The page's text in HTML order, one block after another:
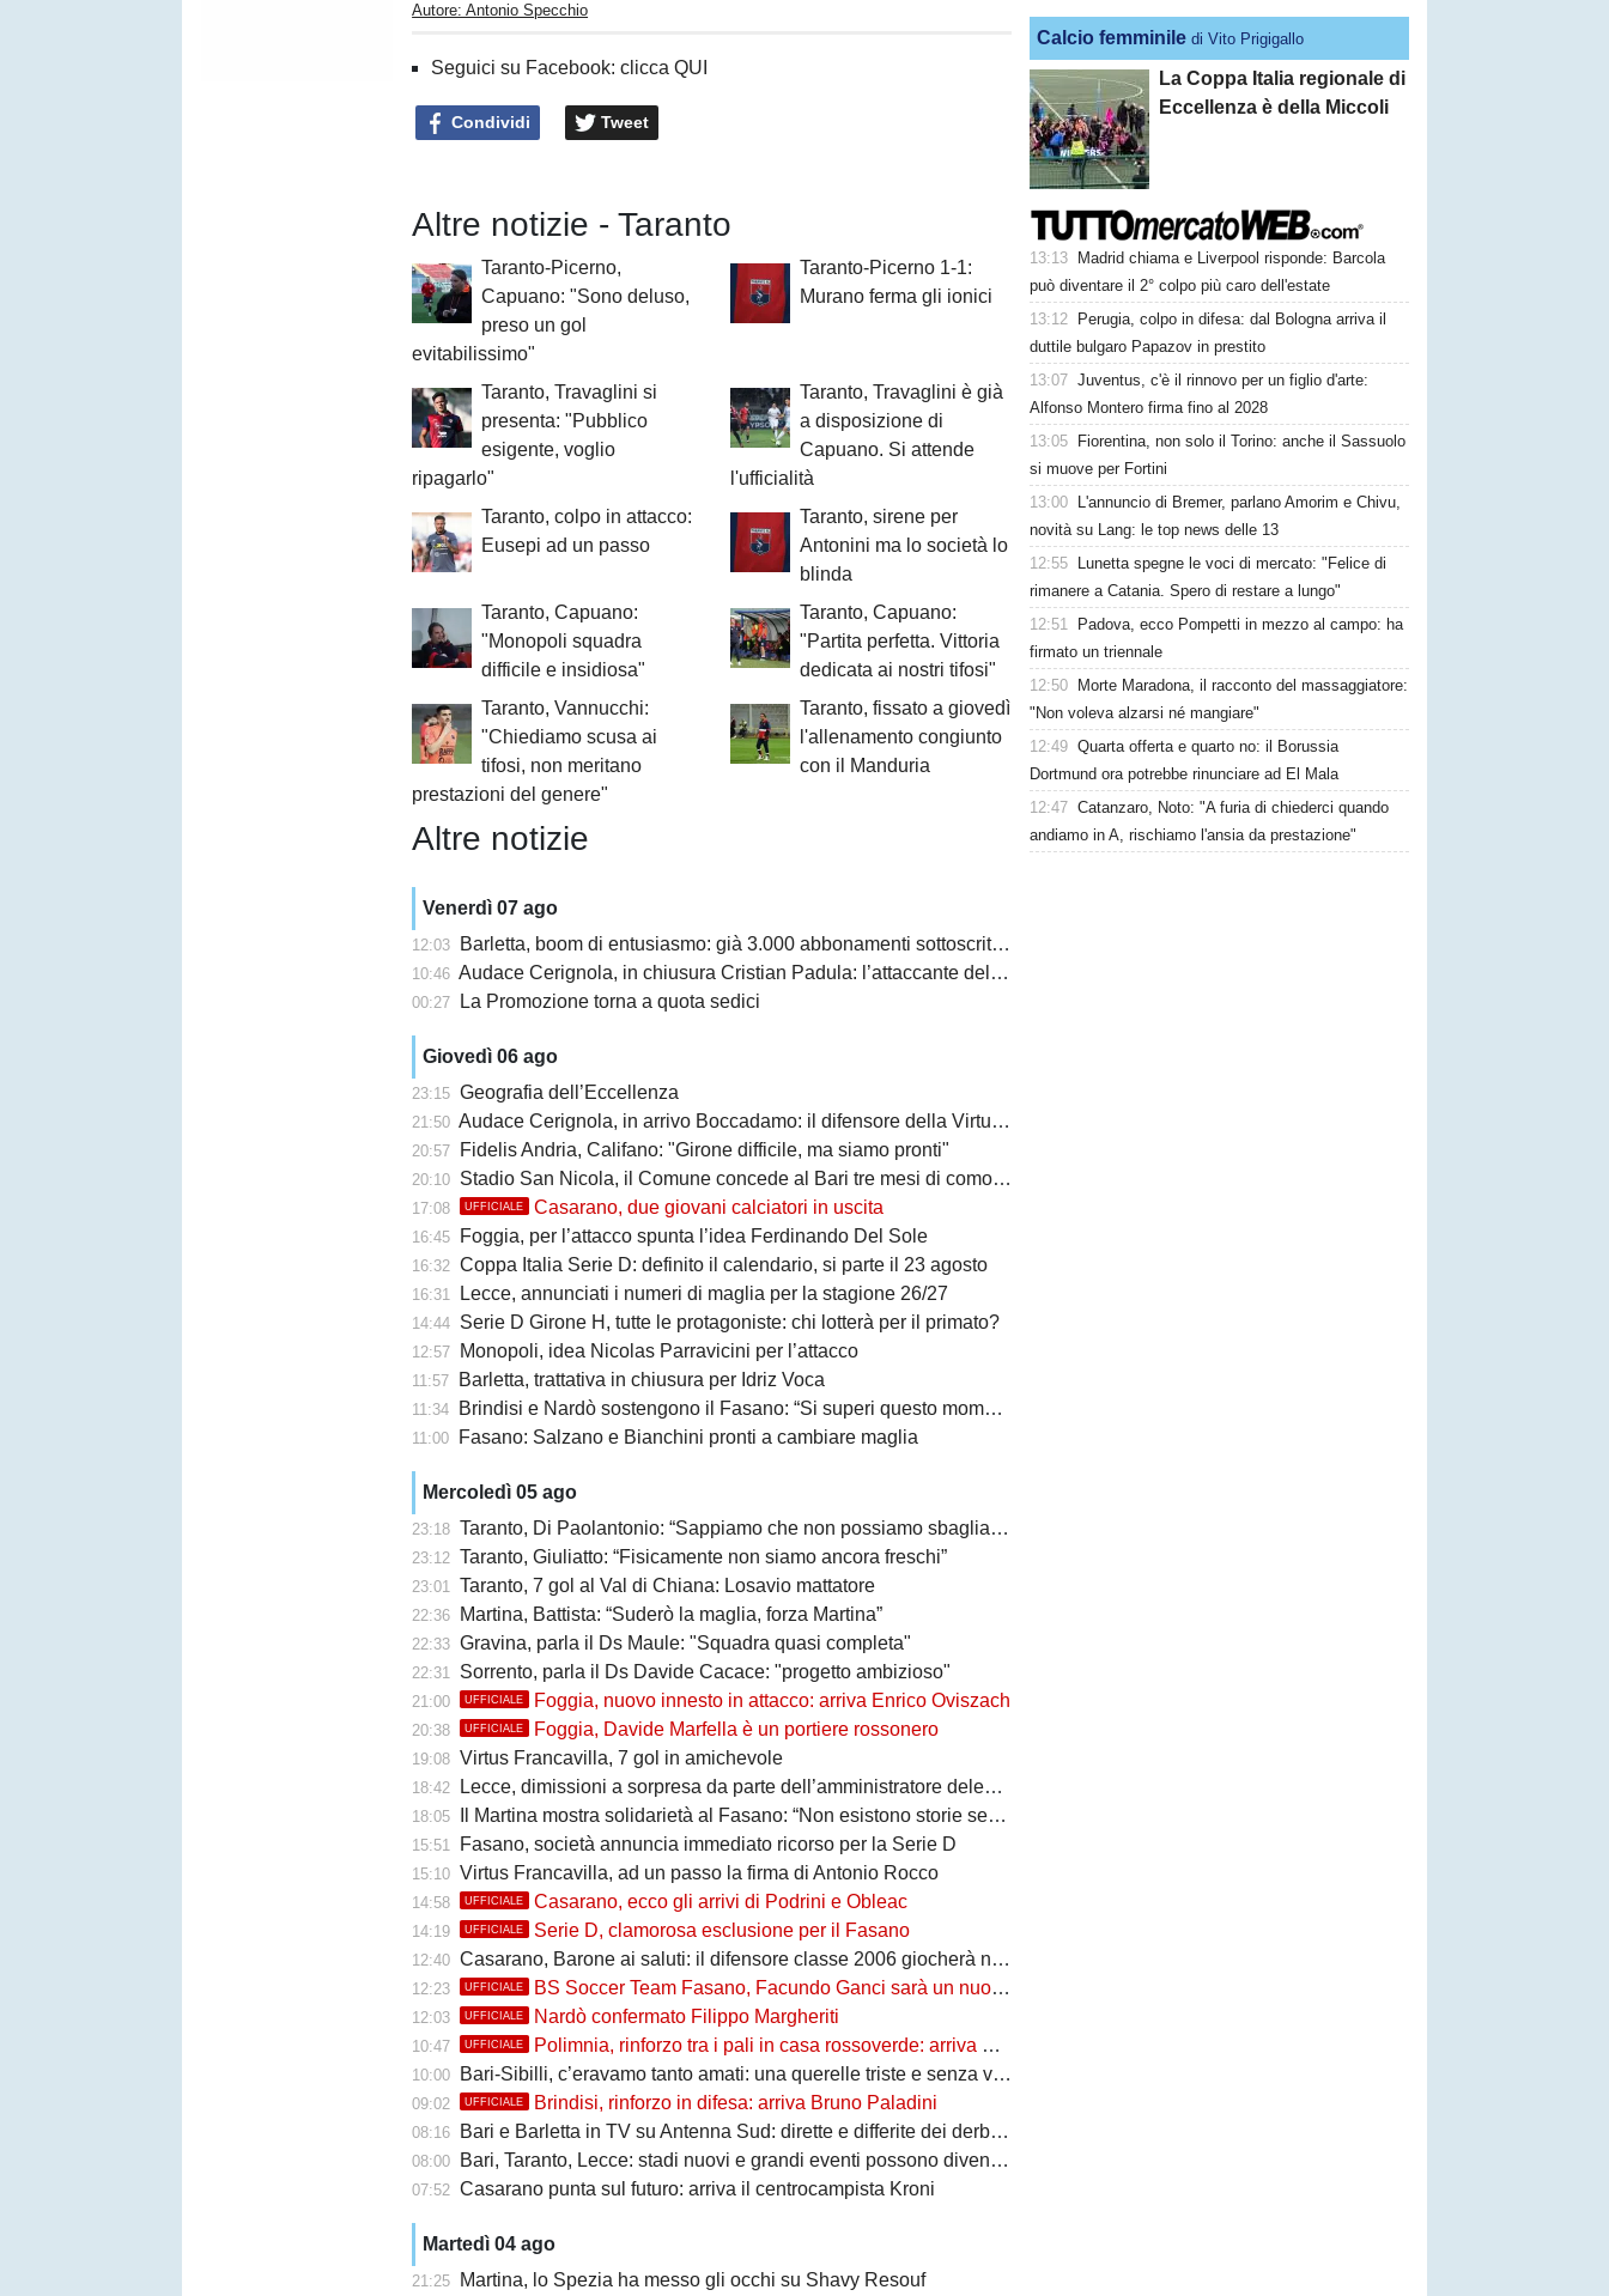
Autore: Antonio Specchio
Seguici su Facebook: clicca QUI
Condividi Tweet
Altre notizie - Taranto
Taranto-Picerno,
Capuano: "Sono deluso,
preso un gol
evitabilissimo"
Taranto-Picerno 1-1:
Murano ferma gli ionici
Taranto, Travaglini si
presenta: "Pubblico
esigente, voglio
ripagarlo"
Taranto, Travaglini è già
a disposizione di
Capuano. Si attende
l'ufficialità
Taranto, colpo in attacco:
Eusepi ad un passo
Taranto, sirene per
Antonini ma lo società lo
blinda
Taranto, Capuano:
"Monopoli squadra
difficile e insidiosa"
Taranto, Capuano:
"Partita perfetta. Vittoria
dedicata ai nostri tifosi"
Taranto, Vannucchi:
"Chiediamo scusa ai
tifosi, non meritano
prestazioni del genere"
Taranto, fissato a giovedì
l'allenamento congiunto
con il Manduria
Altre notizie
Venerdì 07 ago
12:03 Barletta, boom di entusiasmo: già 3.000 abbonamenti sottoscritti per la Serie C
10:46 Audace Cerignola, in chiusura Cristian Padula: l’attaccante del Torino arriva in prestito
00:27 La Promozione torna a quota sedici
Giovedì 06 ago
23:15 Geografia dell’Eccellenza
21:50 Audace Cerignola, in arrivo Boccadamo: il difensore della Virtus Entella verso il prestito in gialloblù
20:57 Fidelis Andria, Califano: "Girone difficile, ma siamo pronti"
20:10 Stadio San Nicola, il Comune concede al Bari tre mesi di comodato d’uso precario: i dettagli
17:08 UFFICIALE Casarano, due giovani calciatori in uscita
16:45 Foggia, per l’attacco spunta l’idea Ferdinando Del Sole
16:32 Coppa Italia Serie D: definito il calendario, si parte il 23 agosto
16:31 Lecce, annunciati i numeri di maglia per la stagione 26/27
14:44 Serie D Girone H, tutte le protagoniste: chi lotterà per il primato?
12:57 Monopoli, idea Nicolas Parravicini per l’attacco
11:57 Barletta, trattativa in chiusura per Idriz Voca
11:34 Brindisi e Nardò sostengono il Fasano: “Si superi questo momento quanto prima”
11:00 Fasano: Salzano e Bianchini pronti a cambiare maglia
Mercoledì 05 ago
23:18 Taranto, Di Paolantonio: “Sappiamo che non possiamo sbagliare”
23:12 Taranto, Giuliatto: “Fisicamente non siamo ancora freschi”
23:01 Taranto, 7 gol al Val di Chiana: Losavio mattatore
22:36 Martina, Battista: “Suderò la maglia, forza Martina”
22:33 Gravina, parla il Ds Maule: "Squadra quasi completa"
22:31 Sorrento, parla il Ds Davide Cacace: "progetto ambizioso"
21:00 UFFICIALE Foggia, nuovo innesto in attacco: arriva Enrico Oviszach
20:38 UFFICIALE Foggia, Davide Marfella è un portiere rossonero
19:08 Virtus Francavilla, 7 gol in amichevole
18:42 Lecce, dimissioni a sorpresa da parte dell’amministratore delegato
18:05 Il Martina mostra solidarietà al Fasano: “Non esistono storie senza avversari”
15:51 Fasano, società annuncia immediato ricorso per la Serie D
15:10 Virtus Francavilla, ad un passo la firma di Antonio Rocco
14:58 UFFICIALE Casarano, ecco gli arrivi di Podrini e Obleac
14:19 UFFICIALE Serie D, clamorosa esclusione per il Fasano
12:40 Casarano, Barone ai saluti: il difensore classe 2006 giocherà nel Lanciano
12:23 UFFICIALE BS Soccer Team Fasano, Facundo Ganci sarà un nuovo giocatore
12:03 UFFICIALE Nardò confermato Filippo Margheriti
10:47 UFFICIALE Polimnia, rinforzo tra i pali in casa rossoverde: arriva Victor De Caro
10:00 Bari-Sibilli, c’eravamo tanto amati: una querelle triste e senza vincitori
09:02 UFFICIALE Brindisi, rinforzo in difesa: arriva Bruno Paladini
08:16 Bari e Barletta in TV su Antenna Sud: dirette e differite dei derby più attesi
08:00 Bari, Taranto, Lecce: stadi nuovi e grandi eventi possono diventare opportunità
07:52 Casarano punta sul futuro: arriva il centrocampista Kroni
Martedì 04 ago
21:25 Martina, lo Spezia ha messo gli occhi su Shavy Resouf
Calcio femminile di Vito Prigigallo
La Coppa Italia regionale di
Eccellenza è della Miccoli
13:13
Madrid chiama e Liverpool risponde: Barcola
può diventare il 2° colpo più caro dell'estate
13:12
Perugia, colpo in difesa: dal Bologna arriva il
duttile bulgaro Papazov in prestito
13:07 Juventus, c'è il rinnovo per un figlio d'arte:
Alfonso Montero firma fino al 2028
13:05
Fiorentina, non solo il Torino: anche il Sassuolo
si muove per Fortini
13:00
L'annuncio di Bremer, parlano Amorim e Chivu,
novità su Lang: le top news delle 13
12:55
Lunetta spegne le voci di mercato: "Felice di
rimanere a Catania. Spero di restare a lungo"
12:51
Padova, ecco Pompetti in mezzo al campo: ha
firmato un triennale
12:50
Morte Maradona, il racconto del massaggiatore:
"Non voleva alzarsi né mangiare"
12:49 Quarta offerta e quarto no: il Borussia
Dortmund ora potrebbe rinunciare ad El Mala
12:47 Catanzaro, Noto: "A furia di chiederci quando
andiamo in A, rischiamo l'ansia da prestazione"